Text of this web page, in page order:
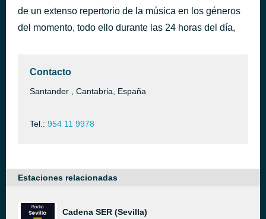
de un extenso repertorio de la música en los géneros
del momento, todo ello durante las 24 horas del día,
Contacto
Santander , Cantabria, España
Tel.: 954 11 9978
Estaciones relacionadas
Cadena SER (Sevilla)